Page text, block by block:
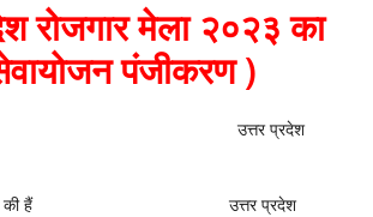
रोजगार मेला २०२३ का
पंजीकरण )
नाम उत्तर प्रदेश
सरकार की हैं उत्तर प्रदेश